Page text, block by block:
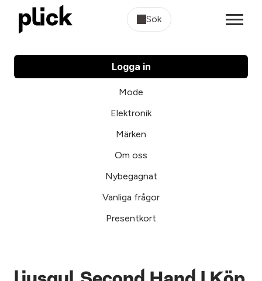
Sök
Logga in
Mode
Elektronik
Märken
Om oss
Nybegagnat
Vanliga frågor
Presentkort